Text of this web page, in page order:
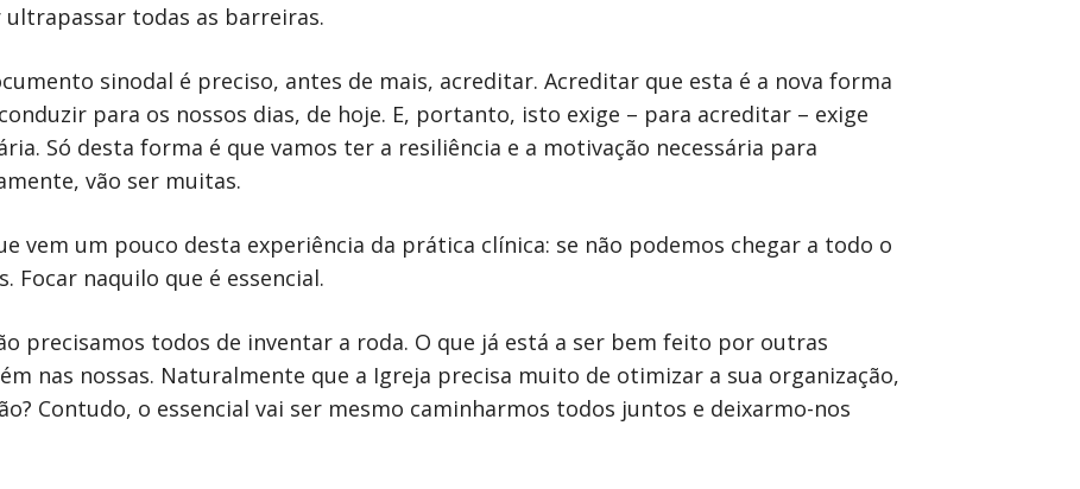
todas as barreiras.
sinodal é preciso, antes de mais, acreditar. Acreditar que esta é a nova forma
para os nossos dias, de hoje. E, portanto, isto exige – para acreditar – exige
Só desta forma é que vamos ter a resiliência e a motivação necessária para
vão ser muitas.
vem um pouco desta experiência da prática clínica: se não podemos chegar a todo o
Focar naquilo que é essencial.
precisamos todos de inventar a roda. O que já está a ser bem feito por outras
nas nossas. Naturalmente que a Igreja precisa muito de otimizar a sua organização,
Contudo, o essencial vai ser mesmo caminharmos todos juntos e deixarmo-nos